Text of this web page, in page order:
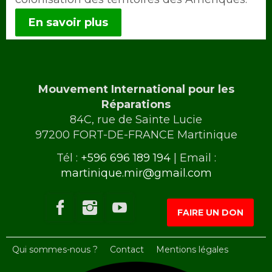
En savoir plus
Mouvement International pour les
Réparations
84C, rue de Sainte Lucie
97200 FORT-DE-FRANCE Martinique
Tél : +596 696 189 194| Email :
martinique.mir@gmail.com
FAIRE UN DON
Qui sommes-nous ? Contact Mentions légales